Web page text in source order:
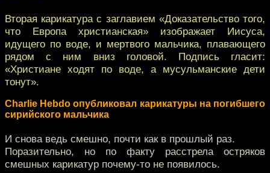
Вторая карикатура с заглавием «Доказательство того,
что Европа христианская» изображает Иисуса,
идущего по воде, и мертвого мальчика, плавающего
рядом с ним вниз головой. Подпись гласит:
«Христиане ходят по воде, а мусульманские дети
тонут».
Charlie Hebdo опубликовал карикатуры на погибшего
сирийского мальчика
И снова ведь смешно, почти как в прошлый раз.
Поразительно, но по факту расстрела остряков
смешных карикатур почему-то не появилось.